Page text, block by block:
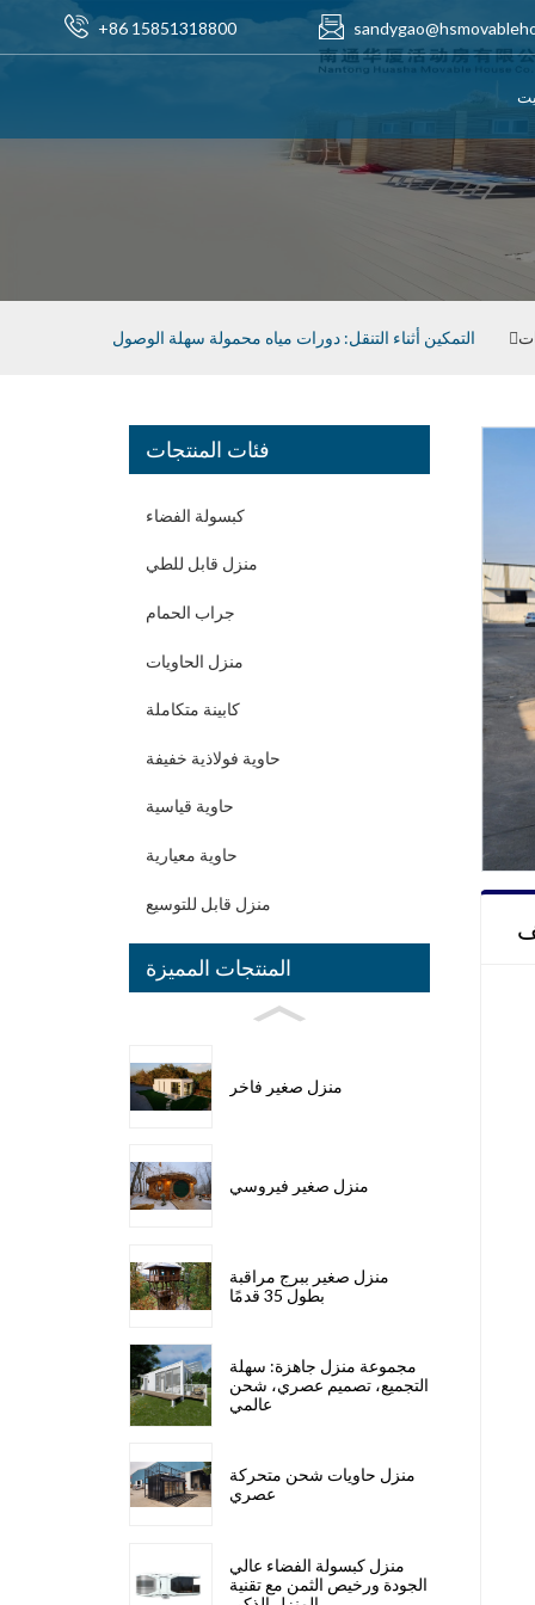
+86 15851318800
التمكين أثناء التنقل: دورات مياه محمولة سهلة الوصول
فئات المنتجات
كبسولة الفضاء
منزل قابل للطي
جراب الحمام
منزل الحاويات
كابينة متكاملة
حاوية فولاذية خفيفة
حاوية قياسية
حاوية معيارية
منزل قابل للتوسيع
المنتجات المميزة
منزل صغير فاخر
منزل صغير فيروسي
منزل صغير ببرج مراقبة
بطول 35 قدمًا
مجموعة منزل جاهزة: سهلة
التجميع، تصميم عصري، شحن
عالمي
منزل حاويات شحن متحركة
عصري
منزل كبسولة الفضاء عالي
الجودة ورخيص الثمن مع تقنية